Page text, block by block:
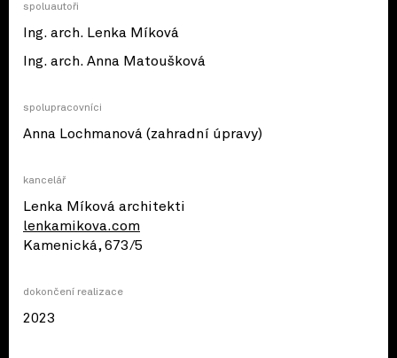
spoluautoři
Ing. arch. Lenka Míková
Ing. arch. Anna Matoušková
spolupracovníci
Anna Lochmanová (zahradní úpravy)
kancelář
Lenka Míková architekti
lenkamikova.com
Kamenická, 673/5
dokončení realizace
2023